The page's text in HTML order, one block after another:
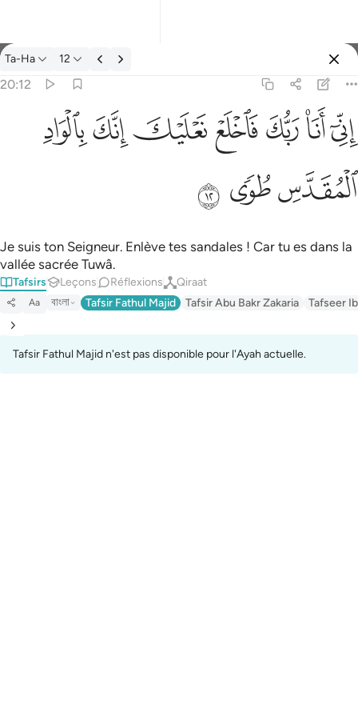
Tafsir: Ta-Ha 20:12
Ta-Ha 12
20:12
اني انا ربك فاخلع نعليك انك بالواد المقدس طوى ١٢
إِنِّىٓ أَنَا۠ رَبُّكَ فَٱخْلَعْ نَعْلَيْكَ ۖ إِنَّكَ بِٱلْوَادِ ٱلْمُقَدَّسِ طُوًۭى ١٢
ﲺﲻﲼﲽﲾﲿﳀ
ﳁﳂ ﳃ
Je suis ton Seigneur. Enlève tes sandales ! Car tu es dans la
vallée sacrée Tuwâ.
Tafsirs Leçons Réflexions Qiraat
Aa বাংলা Tafsir Fathul Majid Tafsir Abu Bakr Zakaria Tafseer
Tafsir Fathul Majid n'est pas disponible pour l'Ayah actuelle.